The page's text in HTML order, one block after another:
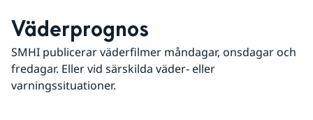
Väderprognos
SMHI publicerar väderfilmer måndagar, onsdagar och
fredagar. Eller vid särskilda väder- eller
varningssituationer.